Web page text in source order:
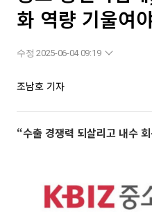
화 역량 기울여
수정 2025-06-04 09:19
조남호 기자
“수출 경쟁력 되살리고 내수